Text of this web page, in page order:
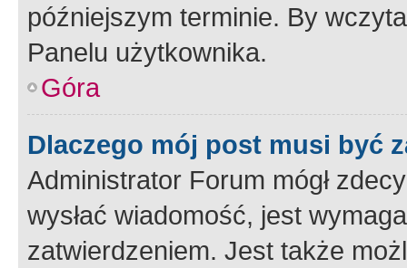
późniejszym terminie. By
Panelu użytkownika.
Góra
Dlaczego mój post musi być
Administrator Forum mógł
wysłać wiadomość, jest
zatwierdzeniem. Jest także